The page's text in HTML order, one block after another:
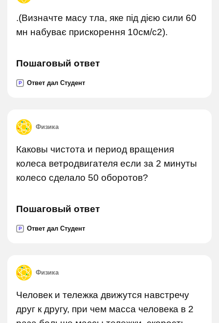
.(Визначте масу тла, яке під дією сили 60
мн набуває прискорення 10см/с2).
Пошаговый ответ
P Ответ дал Студент
Физика
Каковы чистота и период вращения
колеса ветродвигателя если за 2 минуты
колесо сделало 50 оборотов?
Пошаговый ответ
P Ответ дал Студент
Физика
Человек и тележка движутся навстречу
друг к другу, при чем масса человека в 2